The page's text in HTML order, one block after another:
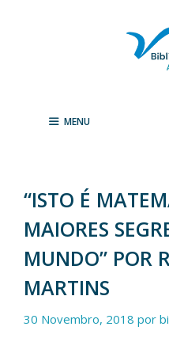
MENU
“ISTO É
MAIORES
MUNDO” POR
MARTINS
30 Novembro, 2018 por